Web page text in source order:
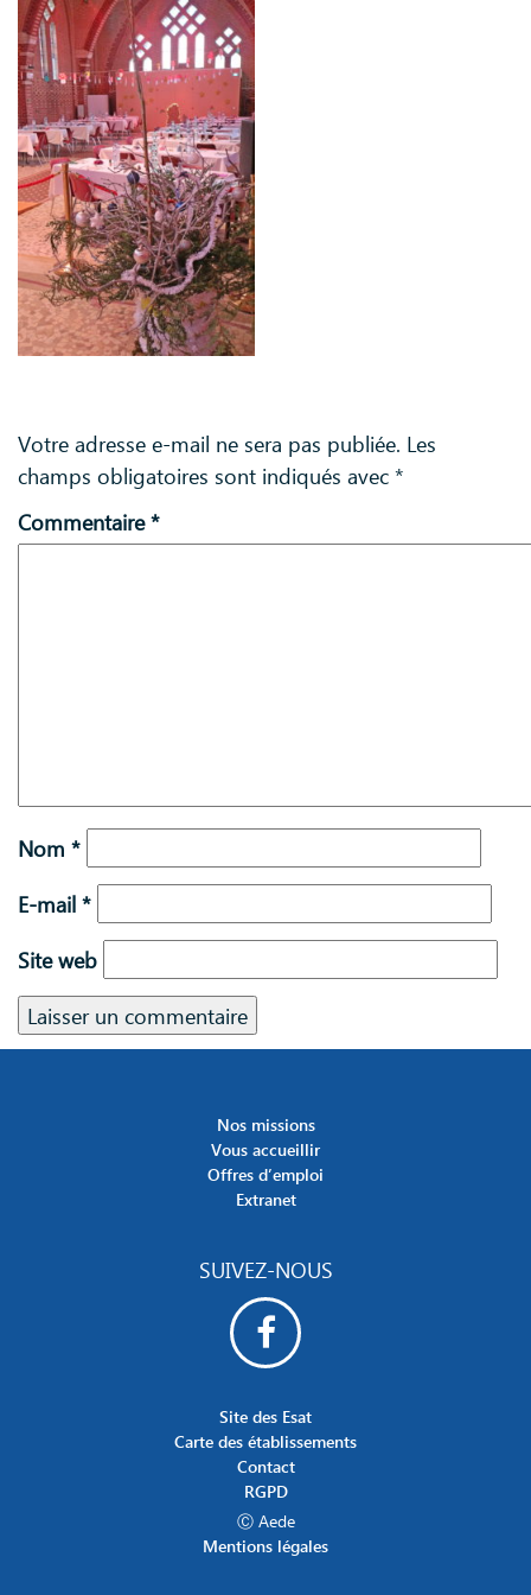
Votre adresse e-mail ne sera pas publiée. Les
champs obligatoires sont indiqués avec *
Commentaire*
Nom *
E-mail *
Site web
Nos missions
Vous accueillir
Offres d’emploi
Extranet
SUIVEZ-NOUS
Site des Esat
Carte des établissements
Contact
RGPD
Ⓒ Aede
Mentions légales